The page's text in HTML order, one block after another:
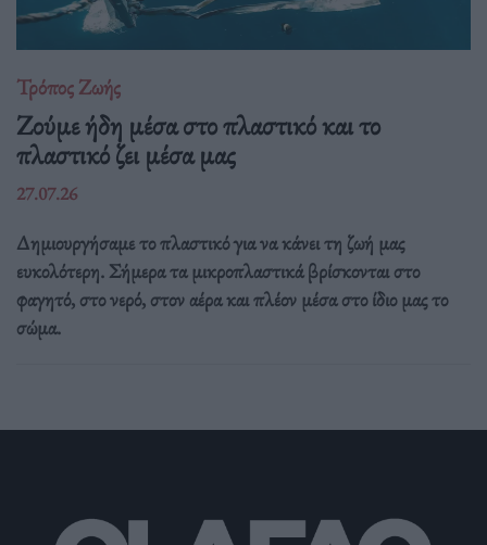
Τρόπος Ζωής
Ζούμε ήδη μέσα στο πλαστικό και το
πλαστικό ζει μέσα μας
27.07.26
Δημιουργήσαμε το πλαστικό για να κάνει τη ζωή μας
ευκολότερη. Σήμερα τα μικροπλαστικά βρίσκονται στο
φαγητό, στο νερό, στον αέρα και πλέον μέσα στο ίδιο μας το
σώμα.